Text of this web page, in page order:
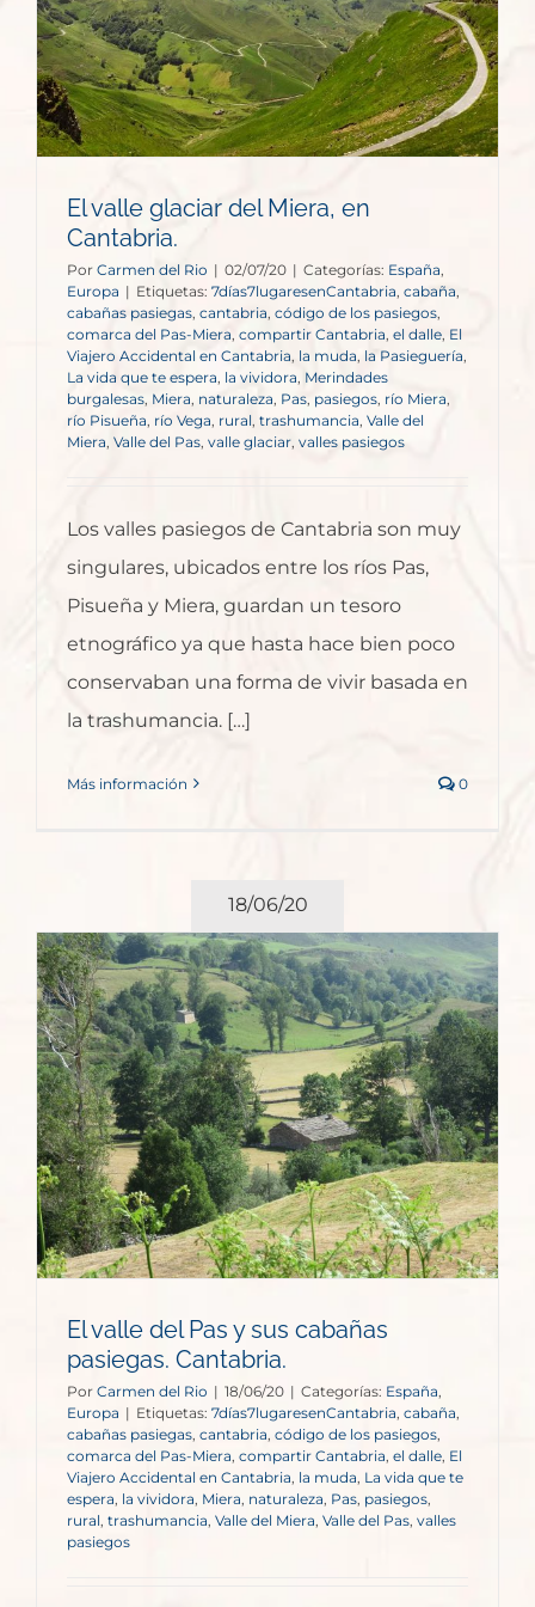
El valle glaciar del Miera, en
Cantabria.
Por Carmen del Rio | 02/07/20 | Categorías: España,
Europa | Etiquetas: 7días7lugaresenCantabria cabaña,
cabañas pasiegas, cantabria, código de los pasiegos
comarca del Pas-Miera compartir Cantabria, el dalle El
Viajero Accidental en Cantabria, la muda, la Pasieguería
La vida que te espera, la vividora Merindades
burgalesas, Miera, naturaleza Pas pasiegos río Miera
río Pisueña río Vega rural, trashumancia Valle del
Miera, Valle del Pas valle glaciar valles pasiegos
Los valles pasiegos de Cantabria son muy
singulares, ubicados entre los ríos Pas,
Pisueña y Miera, guardan un tesoro
etnográfico ya que hasta hace bien poco
conservaban una forma de vivir basada en
la trashumancia. […]
Más información 0
18/06/20
El valle del Pas y sus cabañas
pasiegas. Cantabria.
Por Carmen del Rio | 18/06/20 | Categorías: España,
Europa | Etiquetas: 7días7lugaresenCantabria, cabaña,
cabañas pasiegas, cantabria, código de los pasiegos,
comarca del Pas-Miera, compartir Cantabria, el dalle, El
Viajero Accidental en Cantabria, la muda, La vida que te
espera, la vividora, Miera, naturaleza, Pas, pasiegos,
rural, trashumancia, Valle del Miera, Valle del Pas, valles
pasiegos